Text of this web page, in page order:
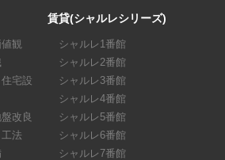
観
宅設
改良
法
賃貸(シャルレシリーズ)
シャルレ1番館
シャルレ2番館
シャルレ3番館
シャルレ4番館
シャルレ5番館
シャルレ6番館
シャルレ7番館